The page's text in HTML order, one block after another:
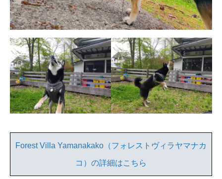
Forest Villa Yamanakako（フォレストヴィラヤマナカ
コ）の詳細はこちら